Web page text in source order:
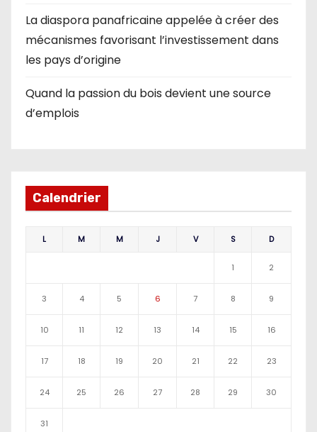
La diaspora panafricaine appelée à créer des
mécanismes favorisant l’investissement dans
les pays d’origine
Quand la passion du bois devient une source
d’emplois
Calendrier
L M M J V S D
1 2
3 4 5 6 7 8 9
10 11 12 13 14 15 16
17 18 19 20 21 22 23
24 25 26 27 28 29 30
31